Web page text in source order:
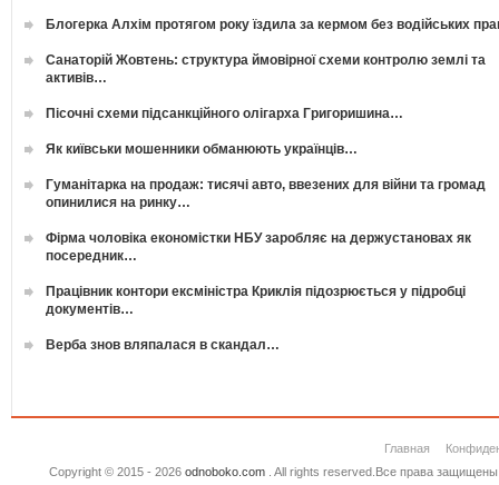
Блогерка Алхім протягом року їздила за кермом без водійських
Санаторій Жовтень: структура ймовірної схеми контролю землі та
активів…
Пісочні схеми підсанкційного олігарха Григоришина…
Як київськи мошенники обманюють українців…
Гуманітарка на продаж: тисячі авто, ввезених для війни та громад
опинилися на ринку…
Фірма чоловіка економістки НБУ заробляє на держустановах як
посередник…
Працівник контори ексміністра Криклія підозрюється у підробці
документів…
Верба знов вляпалася в скандал…
Главная
Copyright © 2015 - 2026 odnoboko.com. All rights reserved.Все права защищены.